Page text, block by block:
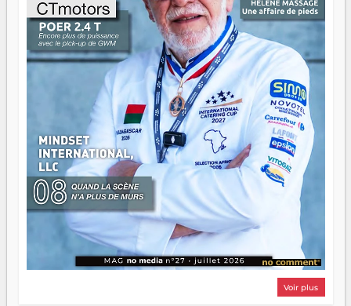
Il faut juste s'assurer que tout le monde rame dans le
même sens.
Voir plus